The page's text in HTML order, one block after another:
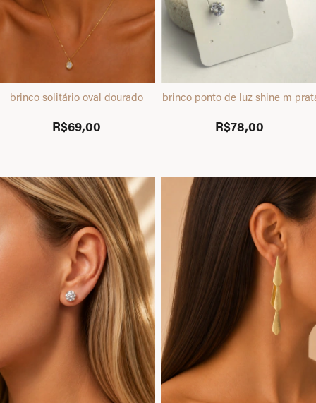
brinco solitário oval dourado
R$69,00
brinco ponto de luz shine m
R$78,00